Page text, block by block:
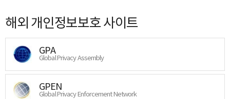
해외 개인정보보호 사이트
GPA
Global Privacy Assembly
GPEN
Global Privacy Enforcement Network